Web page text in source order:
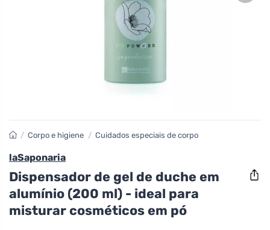
/ Corpo e higiene / Cuidados especiais de corpo
laSaponaria
Dispensador de gel de duche em
alumínio (200 ml) - ideal para
misturar cosméticos em pó